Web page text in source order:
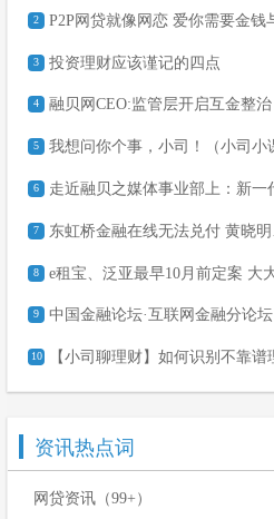
2
3 投资理财应该谨记的四点
4
5
6
7
8
9 中国金融论坛·互联网金融分论坛
10
资讯热点词
网贷资讯（99+）